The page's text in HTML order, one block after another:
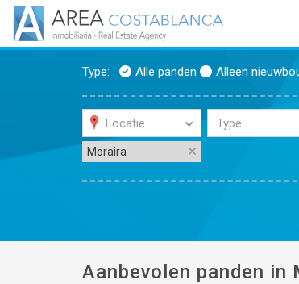
Type: Alle panden Alleen
Locatie
Moraira
Type
Aanbevolen panden in